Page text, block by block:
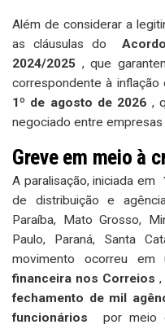
Além de considerar a
as cláusulas do
2024/2025 , que
correspondente à
1º de agosto de 2026 ,
negociado entre empresas
Greve em meio à
A paralisação, iniciada em
de distribuição e
Paraíba, Mato Grosso,
Paulo, Paraná, Santa
movimento ocorreu
financeira nos Correios
fechamento de mil
funcionários por meio